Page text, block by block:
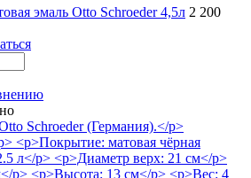
эмаль Otto Schroeder 4,5л 2 200